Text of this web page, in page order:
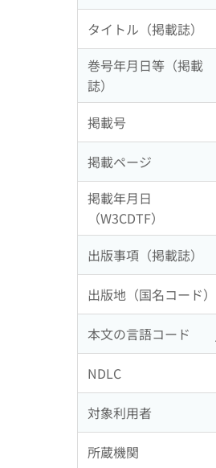
タイトル（掲載誌）
巻号年月日等（掲載
誌）
掲載号
掲載ページ
掲載年月日
（W3CDTF）
出版事項（掲載誌）
出版地（国名コード）
本文の言語コード
NDLC
対象利用者
所蔵機関